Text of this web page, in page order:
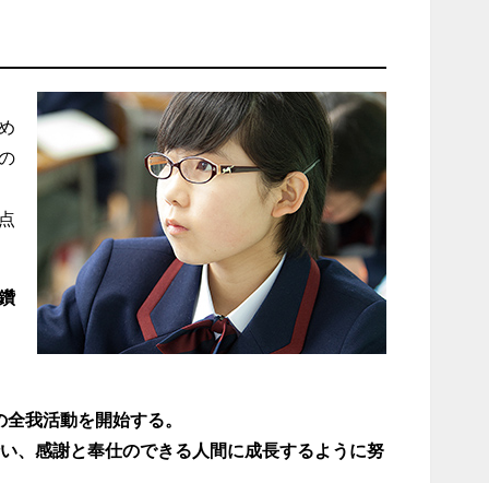
我活動を開始する。
、感謝と奉仕のできる人間に成長するように努